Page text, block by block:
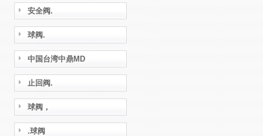
安全阀.
球阀.
中国台湾中鼎MD
止回阀.
球阀，
.球阀